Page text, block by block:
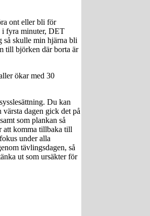
ont eller bli för
i fyra minuter, DET
så skulle min hjärna bli
till björken där borta är
ökar med 30
Du kan
dagen gick det på
som plankan så
att komma tillbaka till
under alla
tävlingsdagen, så
ut som ursäkter för